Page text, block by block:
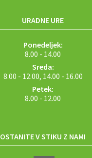
URADNE URE
Ponedeljek:
8.00 - 14.00
Sreda:
8.00 - 12.00, 14.00 - 16.00
Petek:
8.00 - 12.00
OSTANITE V STIKU Z NAMI